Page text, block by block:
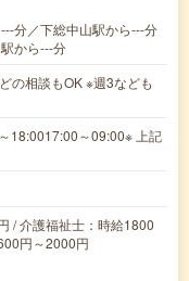
分／下総中山駅から---分
から---分
の相談もOK ※週3なども
18:0017:00～09:00※ 上記
/ 介護福祉士：時給1800
円～2000円